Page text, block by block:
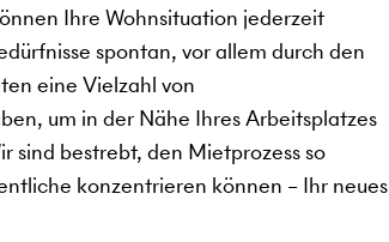
Ihre Wohnsituation jederzeit
spontan, vor allem durch den
eine Vielzahl von
um in der Nähe Ihres Arbeitsplatzes
sind bestrebt, den Mietprozess so
konzentrieren können – Ihr neues